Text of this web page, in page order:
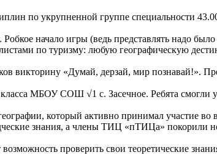
по укрупненной группе специальности
начало игры (ведь представлять надо
по туризму: любую географическую
викторину «Думай, дерзай, мир познавай!».
МБОУ СОШ √1 с. Засечное. Ребята смогли
который активно принимал участие во
знания, а члены ТИЦ «пТИЦа» покорили
проверить свои теоретические